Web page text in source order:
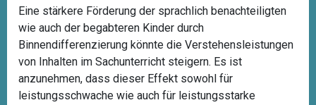
Eine stärkere Förderung der sprachlich benachteiligten
wie auch der begabteren Kinder durch
Binnendifferenzierung könnte die Verstehensleistungen
von Inhalten im Sachunterricht steigern. Es ist
anzunehmen, dass dieser Effekt sowohl für
leistungsschwache wie auch für leistungsstarke